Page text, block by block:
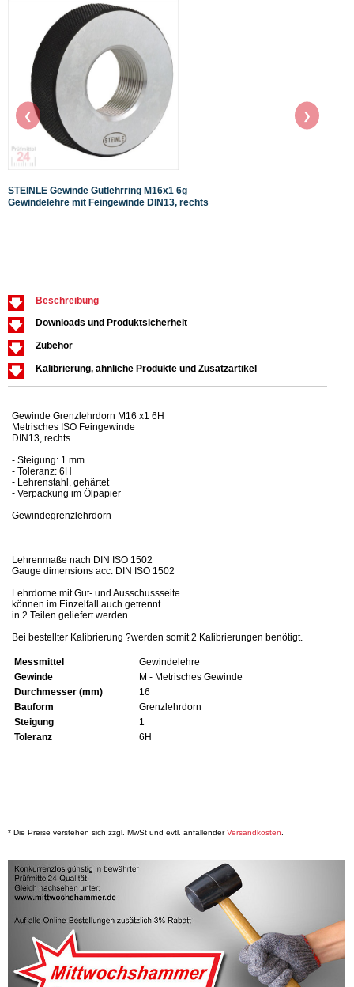
STEINLE Gewinde Gutlehrring M16x1 6g
Gewindelehre mit Feingewinde DIN13, rechts
❮ ❯
Beschreibung
Downloads und Produktsicherheit
Zubehör
Kalibrierung, ähnliche Produkte und Zusatzartikel
Gewinde Grenzlehrdorn M16 x1 6H
Metrisches ISO Feingewinde
DIN13, rechts
- Steigung: 1 mm
- Toleranz: 6H
- Lehrenstahl, gehärtet
- Verpackung im Ölpapier
Gewindegrenzlehrdorn
Lehrenmaße nach DIN ISO 1502
Gauge dimensions acc. DIN ISO 1502
Lehrdorne mit Gut- und Ausschussseite
können im Einzelfall auch getrennt
in 2 Teilen geliefert werden.
Bei bestellter Kalibrierung ?werden somit 2 Kalibrierungen benötigt.
Messmittel
Gewindelehre
Gewinde
M - Metrisches Gewinde
Durchmesser (mm)
16
Bauform
Grenzlehrdorn
Steigung
1
Toleranz
6H
* Die Preise verstehen sich zzgl. MwSt und evtl. anfallenderVersandkosten